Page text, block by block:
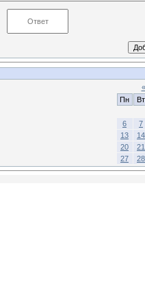
«
Пн
Вт
6
7
13
14
20
21
27
28